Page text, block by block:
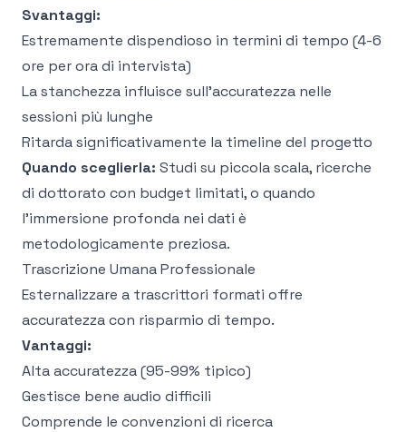
Svantaggi:
Estremamente dispendioso in termini di tempo (4-6
ore per ora di intervista)
La stanchezza influisce sull'accuratezza nelle
sessioni più lunghe
Ritarda significativamente la timeline del progetto
Quando sceglierla: Studi su piccola scala, ricerche
di dottorato con budget limitati, o quando
l'immersione profonda nei dati è
metodologicamente preziosa.
Trascrizione Umana Professionale
Esternalizzare a trascrittori formati offre
accuratezza con risparmio di tempo.
Vantaggi:
Alta accuratezza (95-99% tipico)
Gestisce bene audio difficili
Comprende le convenzioni di ricerca